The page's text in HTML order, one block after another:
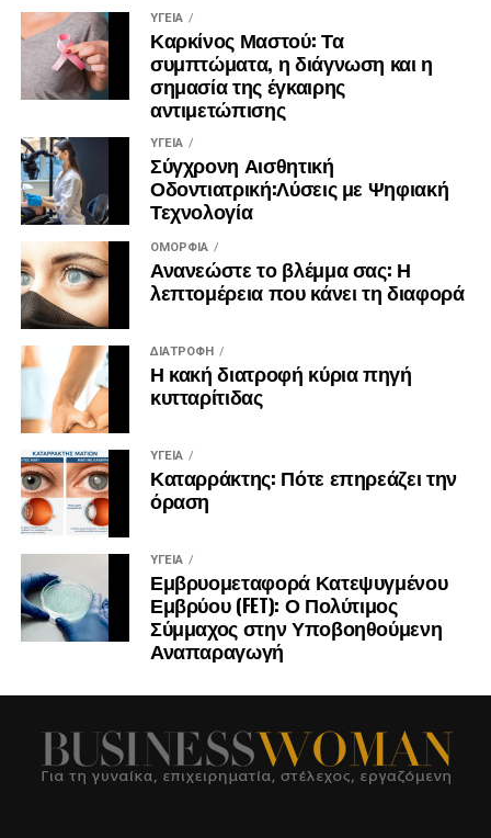
ΥΓΕΊΑ
Καρκίνος Μαστού: Τα
συμπτώματα, η διάγνωση και η
σημασία της έγκαιρης
αντιμετώπισης
ΥΓΕΊΑ
Σύγχρονη Αισθητική
Οδοντιατρική:Λύσεις με Ψηφιακή
Τεχνολογία
ΟΜΟΡΦΙΆ
Ανανεώστε το βλέμμα σας: Η
λεπτομέρεια που κάνει τη διαφορά
ΔΙΑΤΡΟΦΉ
Η κακή διατροφή κύρια πηγή
κυτταρίτιδας
ΥΓΕΊΑ
Καταρράκτης: Πότε επηρεάζει την
όραση
ΥΓΕΊΑ
Εμβρυομεταφορά Κατεψυγμένου
Εμβρύου (FET): Ο Πολύτιμος
Σύμμαχος στην Υποβοηθούμενη
Αναπαραγωγή